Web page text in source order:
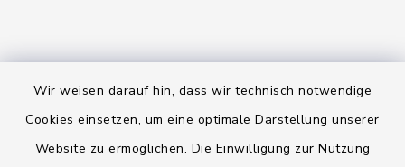
Wir weisen darauf hin, dass wir technisch notwendige
Cookies einsetzen, um eine optimale Darstellung unserer
Website zu ermöglichen. Die Einwilligung zur Nutzung
Kontakt